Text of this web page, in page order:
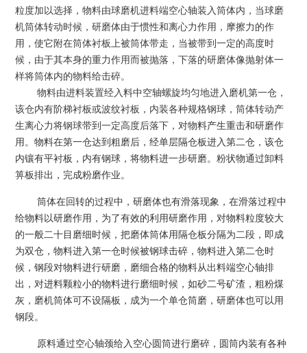
粒度加以选择，物料由球磨机进料端空心轴装入筒体内，当球磨
机筒体转动时候，研磨体由于惯性和离心力作用，摩擦力的作
用，使它附在筒体衬板上被筒体带走，当被带到一定的高度时
候，由于其本身的重力作用而被抛落，下落的研磨体像抛射体一
样将筒体内的物料给击碎。
物料由进料装置经入料中空轴螺旋均匀地进入磨机第一仓，
该仓内有阶梯衬板或波纹衬板，内装各种规格钢球，筒体转动产
生离心力将钢球带到一定高度后落下，对物料产生重击和研磨作
用。物料在第一仓达到粗磨后，经单层隔仓板进入第二仓，该仓
内镶有平衬板，内有钢球，将物料进一步研磨。粉状物通过卸料
箅板排出，完成粉磨作业。
筒体在回转的过程中，研磨体也有滑落现象，在滑落过程中
给物料以研磨作用，为了有效的利用研磨作用，对物料粒度较大
的一般二十目磨细时候，把磨体筒体用隔仓板分隔为二段，即成
为双仓，物料进入第一仓时候被钢球击碎，物料进入第二仓时
候，钢段对物料进行研磨，磨细合格的物料从出料端空心轴排
出，对进料颗粒小的物料进行磨细时候，如砂二号矿渣，粗粉煤
灰，磨机筒体可不设隔板，成为一个单仓筒磨，研磨体也可以用
钢段。
原料通过空心轴颈给入空心圆筒进行磨碎，圆筒内装有各种